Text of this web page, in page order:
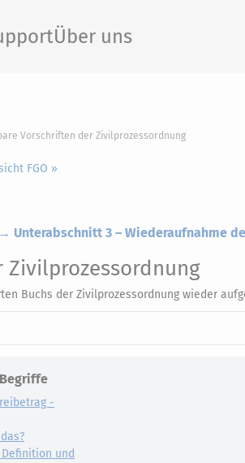
Über uns
Vorschriften der Zivilprozessordnung
FGO »
Unterabschnitt 3 – Wiederaufnahme
Zivilprozessordnung
Buchs der Zivilprozessordnung wieder
-
und